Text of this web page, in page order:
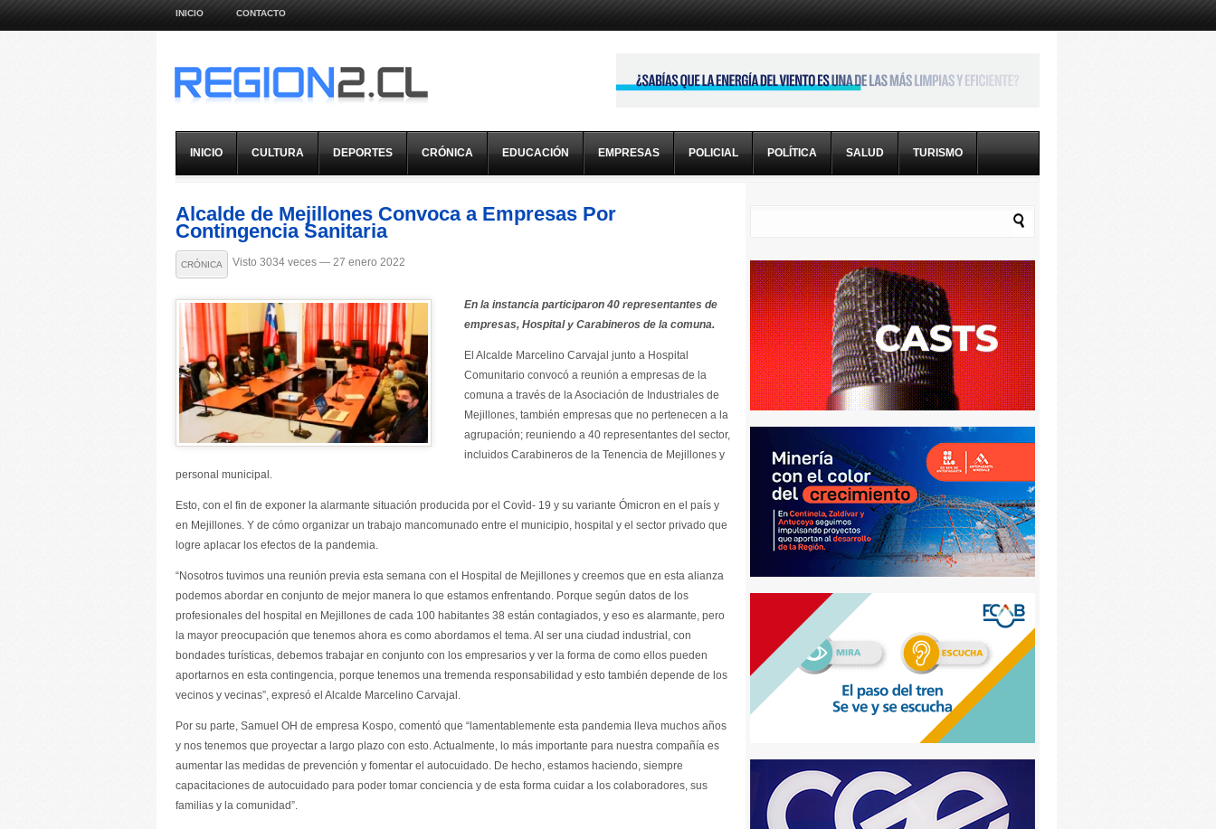
INICIO CONTACTO
INICIO CULTURA DEPORTES CRÓNICA EDUCACIÓN EMPRESAS POLICIAL POLÍTICA SALUD TURISMO
Alcalde de Mejillones Convoca a Empresas Por
Contingencia Sanitaria
CRÓNICA Visto 3034 veces — 27 enero 2022
En la instancia participaron 40 representantes de
empresas, Hospital y Carabineros de la comuna.
El Alcalde Marcelino Carvajal junto a Hospital
Comunitario convocó a reunión a empresas de la
comuna a través de la Asociación de Industriales de
Mejillones, también empresas que no pertenecen a la
agrupación; reuniendo a 40 representantes del sector,
incluidos Carabineros de la Tenencia de Mejillones y
personal municipal.
Esto, con el fin de exponer la alarmante situación producida por el Covi̇d- 19 y su variante Ómicron en el país y
en Mejillones. Y de cómo organizar un trabajo mancomunado entre el municipio, hospital y el sector privado que
logre aplacar los efectos de la pandemia.
“Nosotros tuvimos una reunión previa esta semana con el Hospital de Mejillones y creemos que en esta alianza
podemos abordar en conjunto de mejor manera lo que estamos enfrentando. Porque según datos de los
profesionales del hospital en Mejillones de cada 100 habitantes 38 están contagiados, y eso es alarmante, pero
la mayor preocupación que tenemos ahora es como abordamos el tema. Al ser una ciudad industrial, con
bondades turísticas, debemos trabajar en conjunto con los empresarios y ver la forma de como ellos pueden
aportarnos en esta contingencia, porque tenemos una tremenda responsabilidad y esto también depende de los
vecinos y vecinas”, expresó el Alcalde Marcelino Carvajal.
Por su parte, Samuel OH de empresa Kospo, comentó que “lamentablemente esta pandemia lleva muchos años
y nos tenemos que proyectar a largo plazo con esto. Actualmente, lo más importante para nuestra compañía es
aumentar las medidas de prevención y fomentar el autocuidado. De hecho, estamos haciendo, siempre
capacitaciones de autocuidado para poder tomar conciencia y de esta forma cuidar a los colaboradores, sus
familias y la comunidad”.